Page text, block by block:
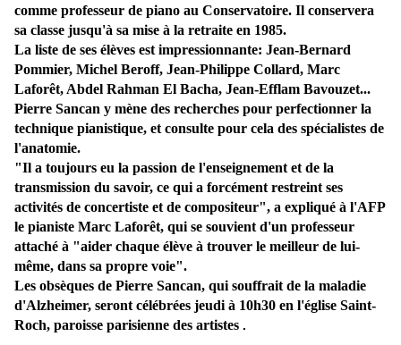
comme professeur de piano au Conservatoire. Il conservera
sa classe jusqu'à sa mise à la retraite en 1985.
La liste de ses élèves est impressionnante: Jean-Bernard
Pommier, Michel Beroff, Jean-Philippe Collard, Marc
Laforêt, Abdel Rahman El Bacha, Jean-Efflam Bavouzet...
Pierre Sancan y mène des recherches pour perfectionner la
technique pianistique, et consulte pour cela des spécialistes de
l'anatomie.
"Il a toujours eu la passion de l'enseignement et de la
transmission du savoir, ce qui a forcément restreint ses
activités de concertiste et de compositeur", a expliqué à l'AFP
le pianiste Marc Laforêt, qui se souvient d'un professeur
attaché à "aider chaque élève à trouver le meilleur de lui-
même, dans sa propre voie".
Les obsèques de Pierre Sancan, qui souffrait de la maladie
d'Alzheimer, seront célébrées jeudi à 10h30 en l'église Saint-
Roch, paroisse parisienne des artistes .